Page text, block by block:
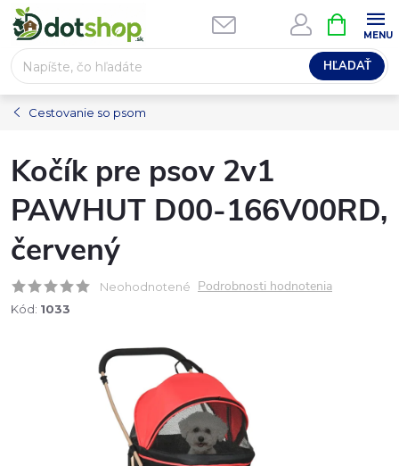
Prejsť
na
obsah
HĽADAŤ
KOŠÍK
Cestovanie so psom
Kočík pre psov 2v1
PAWHUT D00-166V00RD,
červený
Neohodnotené Podrobnosti hodnotenia
Kód: 1033